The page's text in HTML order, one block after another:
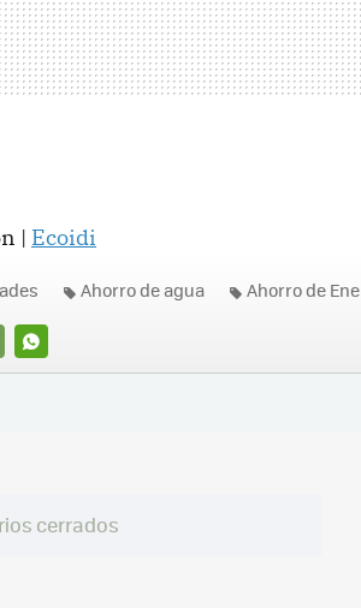
| Ecoidi
WHATSAPP
Ahorro de agua Ahorro de
cerrados